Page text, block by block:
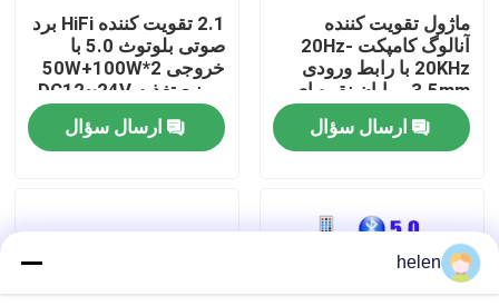
با ما تماس بگیرید
اخبار
موارد
وبلاگ
ماژول برد تقویت کننده
ماژول تقویت کننده
آنالوگ کامپکت 20Hz-
20KHz با رابط ورودی
3.5mm و پایان نقره ای
ارسال سؤال
2.1 تقویت کننده HiFi برد
صوتی بلوتوث 5.0 با
خروجی 2*50W+100W
و منبع تغذیه DC12~24V
ارسال سؤال
helen